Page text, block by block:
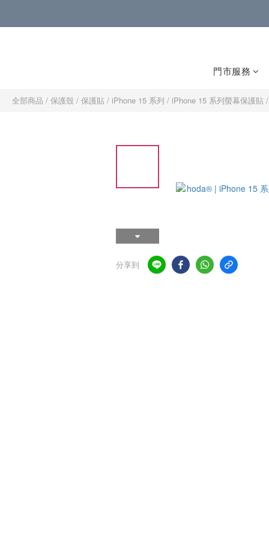
門市服務
全部商品 / 保護殼 / 保護貼 / iPhone 15 系列 / iPhone 15 系列螢幕保護貼
分享到